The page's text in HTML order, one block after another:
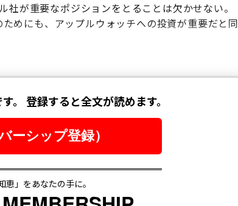
が重要なポジションをとることは欠かせない。
めにも、アップルウォッチへの投資が重要だと同